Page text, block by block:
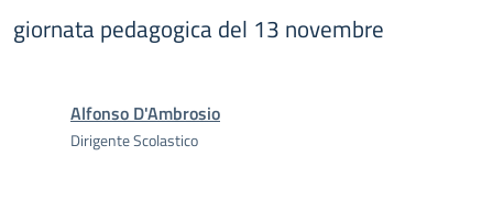
giornata pedagogica del 13 novembre
Alfonso D'Ambrosio
Dirigente Scolastico